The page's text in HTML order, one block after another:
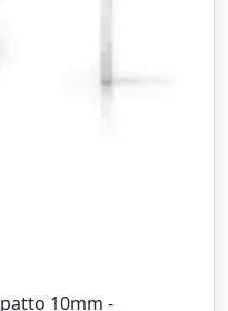
10mm -